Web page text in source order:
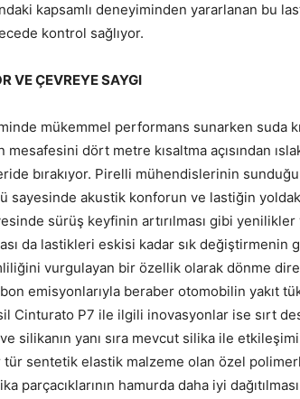
kapsamlı deneyiminden yararlanan bu
kontrol sağlıyor.
VE ÇEVREYE SAYGI
mükemmel performans sunarken suda
dört metre kısaltma açısından
bırakıyor. Pirelli mühendislerinin
sayesinde akustik konforun ve lastiğin
sürüş keyfinin artırılması gibi yenilikler
da lastikleri eskisi kadar sık değiştirmenin
vurgulayan bir özellik olarak dönme
emisyonlarıyla beraber otomobilin yakıt
Cinturato P7 ile ilgili inovasyonlar ise sırt
silikanın yanı sıra mevcut silika ile
sentetik elastik malzeme olan özel
parçacıklarının hamurda daha iyi